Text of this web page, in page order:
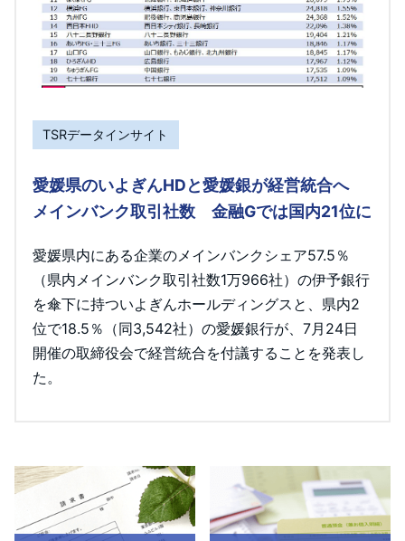
TSRデータインサイト
愛媛県のいよぎんHDと愛媛銀が経営統合へ
メインバンク取引社数 金融Gでは国内21位に
愛媛県内にある企業のメインバンクシェア57.5％
（県内メインバンク取引社数1万966社）の伊予銀行
を傘下に持ついよぎんホールディングスと、県内2
位で18.5％（同3,542社）の愛媛銀行が、7月24日
開催の取締役会で経営統合を付議することを発表し
た。